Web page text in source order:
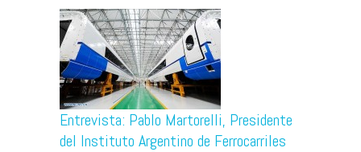
Entrevista: Pablo Martorelli, Presidente
del Instituto Argentino de Ferrocarriles